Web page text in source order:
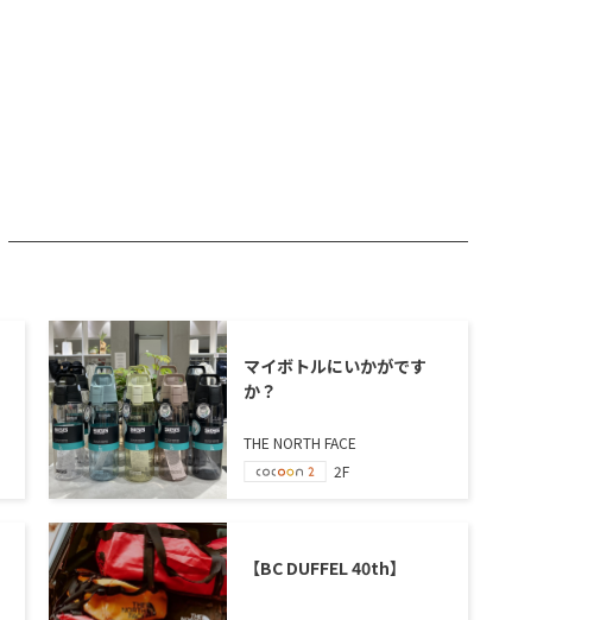
マイボトルにいかがです
か？
THE NORTH FACE
2F
【BC DUFFEL 40th】